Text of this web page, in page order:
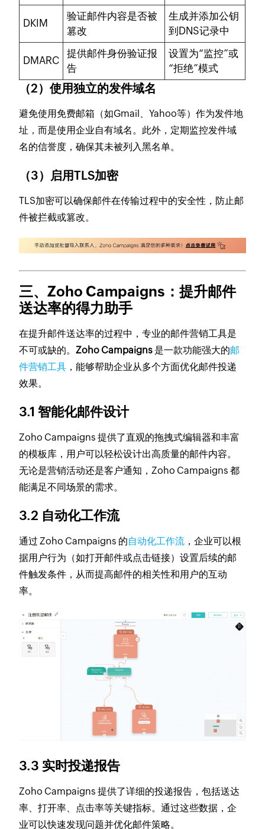
DKIM
验证邮件内容是否被
篡改
生成并添加公钥
到DNS记录中
DMARC
提供邮件身份验证报
告
设置为“监控”或
“拒绝”模式
（2）使用独立的发件域名
避免使用免费邮箱（如Gmail、Yahoo等）作为发件地
址，而是使用企业自有域名。此外，定期监控发件域
名的信誉度，确保其未被列入黑名单。
（3）启用TLS加密
TLS加密可以确保邮件在传输过程中的安全性，防止邮
件被拦截或篡改。
三、Zoho Campaigns：提升邮件
送达率的得力助手
在提升邮件送达率的过程中，专业的邮件营销工具是
不可或缺的。Zoho Campaigns 是一款功能强大的邮
件营销工具 ，能够帮助企业从多个方面优化邮件投递
效果。
3.1 智能化邮件设计
Zoho Campaigns 提供了直观的拖拽式编辑器和丰富
的模板库，用户可以轻松设计出高质量的邮件内容。
无论是营销活动还是客户通知，Zoho Campaigns 都
能满足不同场景的需求。
3.2 自动化工作流
通过 Zoho Campaigns 的自动化工作流 ，企业可以根
据用户行为（如打开邮件或点击链接）设置后续的邮
件触发条件，从而提高邮件的相关性和用户的互动
率。
3.3 实时投递报告
Zoho Campaigns 提供了详细的投递报告，包括送达
率、打开率、点击率等关键指标。通过这些数据，企
业可以快速发现问题并优化邮件策略。